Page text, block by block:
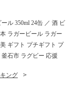
栽培
ル 350ml 24缶 ／ 酒 ビ
ラガービール ラガー
ギフト プチギフト プ
石市 ラグビー 応援
ング